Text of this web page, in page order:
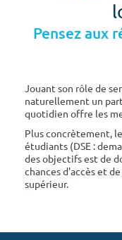
Pensez aux
Jouant son rôle de
naturellement un
quotidien offre les
Plus concrètement,
étudiants (DSE :
des objectifs est de
chances d'accès et
supérieur.